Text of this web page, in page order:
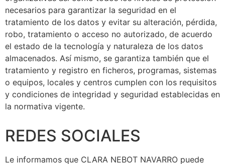
necesarios para garantizar la seguridad en el
tratamiento de los datos y evitar su alteración, pérdida,
robo, tratamiento o acceso no autorizado, de acuerdo
el estado de la tecnología y naturaleza de los datos
almacenados. Así mismo, se garantiza también que el
tratamiento y registro en ficheros, programas, sistemas
o equipos, locales y centros cumplen con los requisitos
y condiciones de integridad y seguridad establecidas en
la normativa vigente.
REDES SOCIALES
Le informamos que CLARA NEBOT NAVARRO puede